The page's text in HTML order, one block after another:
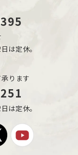
は定休。
ります
は定休。